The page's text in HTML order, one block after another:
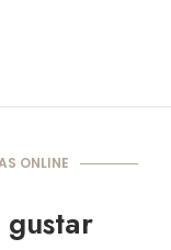
ONLINE
gustar